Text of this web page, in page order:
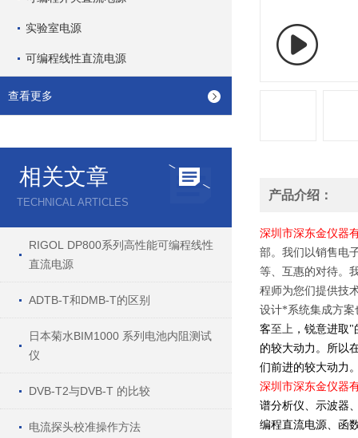
实验室电源
可编程线性直流电源
查看更多
相关文章
TECHNICAL ARTICLES
RIGOL DP800系列高性能可编程线性
直流电源
ADTB-T和DMB-T的区别
日本菊水BIM1000 系列电池内阻测试
仪
DVB-T2与DVB-T 的比较
电流探头校准操作方法
产品介绍：
深圳市深东金仪器
部。我们以销售电
等、互惠的对待。
程师为您们提供技
设计*系统集成方
客至上 ，锐意进取 "
的较大动力。所以
们前进的较大动力
深圳市深东金仪器
谱分析仪、示波器
编程直流电源、函